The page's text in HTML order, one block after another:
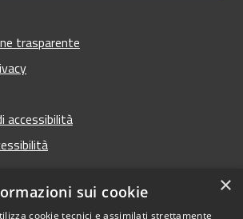
trasparente
accessibilità
×
sui cookie
cookie tecnici e assimilati strettamente